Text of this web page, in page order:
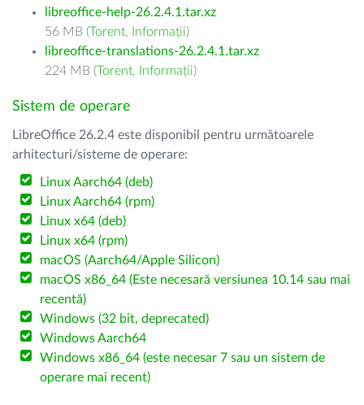
libreoffice-help-26.2.4.1.tar.xz
56 MB (Torent, Informații)
libreoffice-translations-26.2.4.1.tar.xz
224 MB (Torent, Informații)
Sistem de operare
LibreOffice 26.2.4 este disponibil pentru următoarele
arhitecturi/sisteme de operare:
Linux Aarch64 (deb)
Linux Aarch64 (rpm)
Linux x64 (deb)
Linux x64 (rpm)
macOS (Aarch64/Apple Silicon)
macOS x86_64 (Este necesară versiunea 10.14 sau mai
recentă)
Windows (32 bit, deprecated)
Windows Aarch64
Windows x86_64 (este necesar 7 sau un sistem de
operare mai recent)